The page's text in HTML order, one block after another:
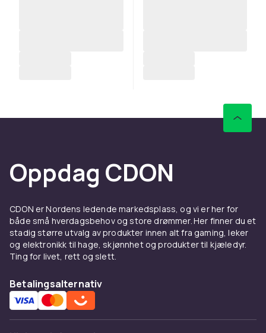
Oppdag CDON
CDON er Nordens ledende markedsplass, og vi er her for
både små hverdagsbehov og store drømmer. Her finner du et
stadig større utvalg av produkter innen alt fra gaming, leker
og elektronikk til hage, skjønnhet og produkter til kjæledyr.
Ting for livet, rett og slett.
Betalingsalternativ